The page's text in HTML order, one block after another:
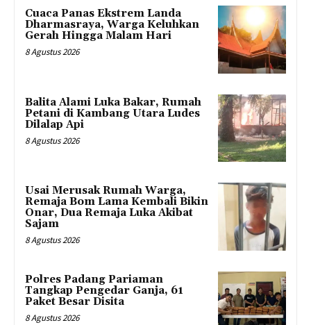
Cuaca Panas Ekstrem Landa
Dharmasraya, Warga Keluhkan
Gerah Hingga Malam Hari
8 Agustus 2026
Balita Alami Luka Bakar, Rumah
Petani di Kambang Utara Ludes
Dilalap Api
8 Agustus 2026
Usai Merusak Rumah Warga,
Remaja Bom Lama Kembali Bikin
Onar, Dua Remaja Luka Akibat
Sajam
8 Agustus 2026
Polres Padang Pariaman
Tangkap Pengedar Ganja, 61
Paket Besar Disita
8 Agustus 2026